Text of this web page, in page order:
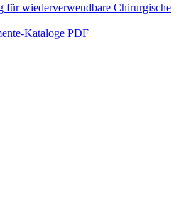
für wiederverwendbare Chirurgische
Kataloge PDF